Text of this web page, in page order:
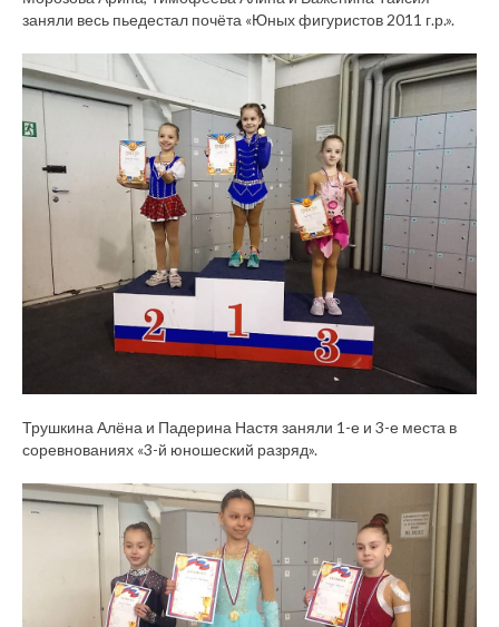
заняли весь пьедестал почёта «Юных фигуристов 2011 г.р.».
Трушкина Алёна и Падерина Настя заняли 1-е и 3-е места в
соревнованиях «3-й юношеский разряд».